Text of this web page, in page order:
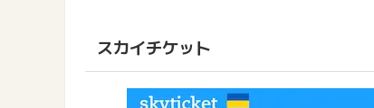
スカイチケット